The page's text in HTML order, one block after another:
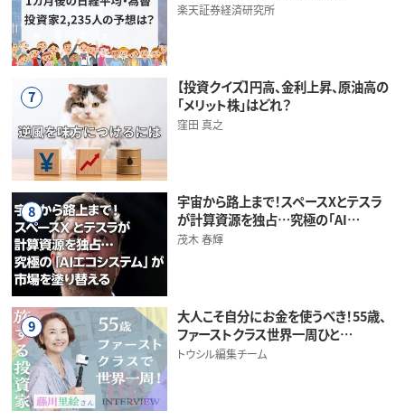
楽天証券経済研究所
7
【投資クイズ】円高、金利上昇、原油高の
「メリット株」はどれ？
窪田 真之
8
宇宙から路上まで！スペースXとテスラ
が計算資源を独占…究極の「AI…
茂木 春輝
9
大人こそ自分にお金を使うべき！55歳、
ファーストクラス世界一周ひと…
トウシル編集チーム